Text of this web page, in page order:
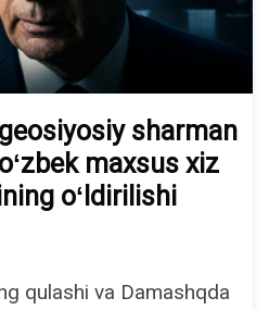
sharman
maxsus xiz
oʻldirilishi
qulashi va Damashqda